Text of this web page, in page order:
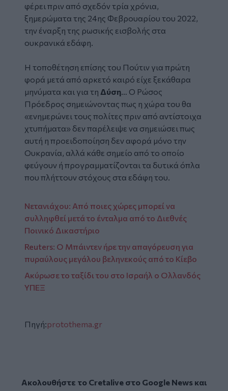
φέρει πριν από σχεδόν τρία χρόνια,
ξημερώματα της 24ης Φεβρουαρίου του 2022,
την έναρξη της ρωσικής εισβολής στα
ουκρανικά εδάφη.
Η τοποθέτηση επίσης του Πούτιν για πρώτη
φορά μετά από αρκετό καιρό είχε ξεκάθαρα
μηνύματα και για τη Δύση… Ο Ρώσος
Πρόεδρος σημειώνοντας πως η χώρα του θα
«ενημερώνει τους πολίτες πριν από αντίστοιχα
χτυπήματα» δεν παρέλειψε να σημειώσει πως
αυτή η προειδοποίηση δεν αφορά μόνο την
Ουκρανία, αλλά κάθε σημείο από το οποίο
φεύγουν ή προγραμματίζονται τα δυτικά όπλα
που πλήττουν στόχους στα εδάφη του.
Νετανιάχου: Από ποιες χώρες μπορεί να
συλληφθεί μετά το ένταλμα από το Διεθνές
Ποινικό Δικαστήριο
Reuters: Ο Μπάιντεν ήρε την απαγόρευση για
πυραύλους μεγάλου βεληνεκούς από το Κίεβο
Ακύρωσε το ταξίδι του στο Ισραήλ ο Ολλανδός
ΥΠΕΞ
Πηγή:protothema.gr
Ακολουθήστε το Cretalive στο Google Newsκαι